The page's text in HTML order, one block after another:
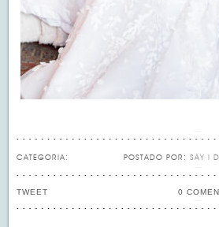
CATEGORIA: POSTADO POR: SAY I
0
TWEET